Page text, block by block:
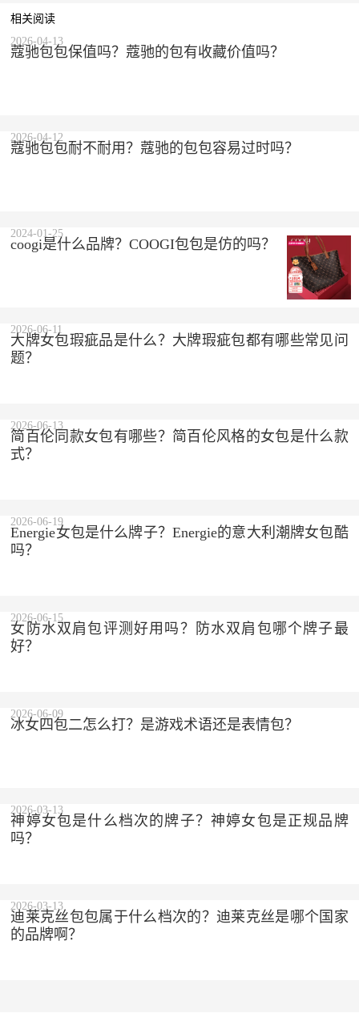
相关阅读
蔻驰包包保值吗？蔻驰的包有收藏价值吗？
2026-04-13
蔻驰包包耐不耐用？蔻驰的包包容易过时吗？
2026-04-12
coogi是什么品牌？COOGI包包是仿的吗？
2024-01-25
大牌女包瑕疵品是什么？大牌瑕疵包都有哪些常见问
题？
2026-06-11
简百伦同款女包有哪些？简百伦风格的女包是什么款
式？
2026-06-13
Energie女包是什么牌子？Energie的意大利潮牌女包酷
吗？
2026-06-19
女防水双肩包评测好用吗？防水双肩包哪个牌子最
好？
2026-06-15
冰女四包二怎么打？是游戏术语还是表情包？
2026-06-09
神婷女包是什么档次的牌子？神婷女包是正规品牌
吗？
2026-03-13
迪莱克丝包包属于什么档次的？迪莱克丝是哪个国家
的品牌啊？
2026-03-13